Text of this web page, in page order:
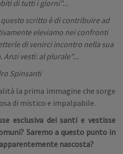
di tutti i giorni"...
scritto è di contribuire ad
eleviamo nei confronti
di venirci incontro nella sua
Anzi vesti: al plurale"...
Spinsanti
la prima immagine che sorge
di mistico e impalpabile.
esclusiva dei santi e vestisse
Saremo a questo punto in
nascosta?